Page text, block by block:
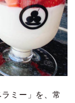
ミー」を、常